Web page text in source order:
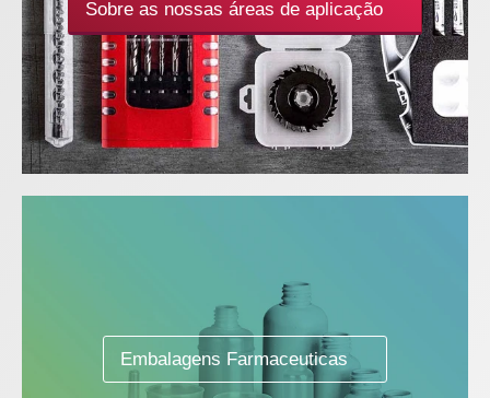
Sobre as nossas áreas de aplicação
Embalagens Farmaceuticas